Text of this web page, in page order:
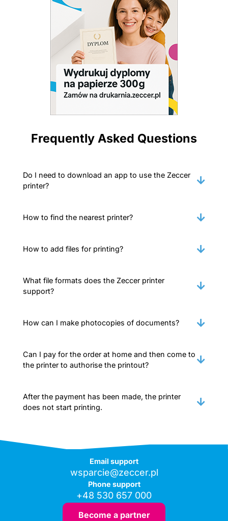
Frequently Asked Questions
Do I need to download an app to use the Zeccer
printer?
How to find the nearest printer?
How to add files for printing?
What file formats does the Zeccer printer
support?
How can I make photocopies of documents?
Can I pay for the order at home and then come to
the printer to authorise the printout?
After the payment has been made, the printer
does not start printing.
Email support
wsparcie@zeccer.pl
Phone support
+48 530 657 000
Become a partner